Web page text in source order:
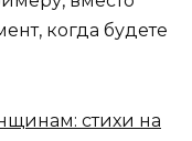
когда будете